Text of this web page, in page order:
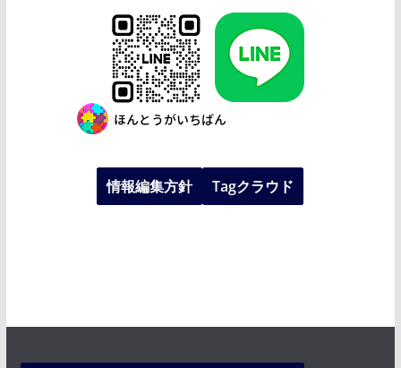
情報編集方針 Tagクラウド